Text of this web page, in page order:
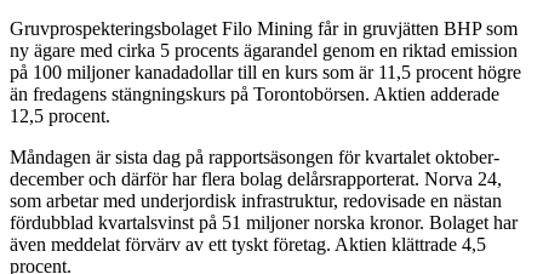
Gruvprospekteringsbolaget Filo Mining får in gruvjätten BHP som
ny ägare med cirka 5 procents ägarandel genom en riktad emission
på 100 miljoner kanadadollar till en kurs som är 11,5 procent högre
än fredagens stängningskurs på Torontobörsen. Aktien adderade
12,5 procent.
Måndagen är sista dag på rapportsäsongen för kvartalet oktober-
december och därför har flera bolag delårsrapporterat. Norva 24,
som arbetar med underjordisk infrastruktur, redovisade en nästan
fördubblad kvartalsvinst på 51 miljoner norska kronor. Bolaget har
även meddelat förvärv av ett tyskt företag. Aktien klättrade 4,5
procent.